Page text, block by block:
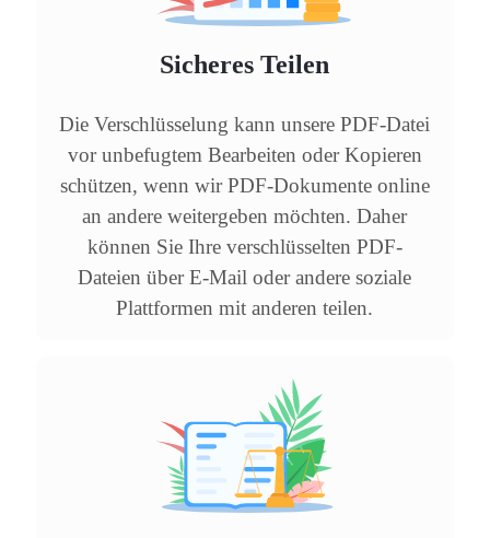
Sicheres Teilen
Die Verschlüsselung kann unsere PDF-Datei
vor unbefugtem Bearbeiten oder Kopieren
schützen, wenn wir PDF-Dokumente online
an andere weitergeben möchten. Daher
können Sie Ihre verschlüsselten PDF-
Dateien über E-Mail oder andere soziale
Plattformen mit anderen teilen.